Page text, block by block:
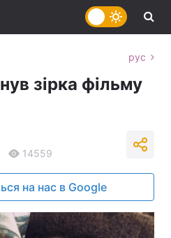
рус
зірка фільму
14559
на нас в Google